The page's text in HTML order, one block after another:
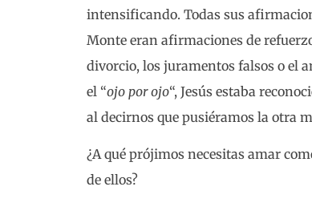
intensificando. Todas sus
Monte eran afirmaciones de
divorcio, los juramentos falsos o el
el “ojo por ojo“, Jesús estaba
al decirnos que pusiéramos la otra
¿A qué prójimos necesitas amar
de ellos?